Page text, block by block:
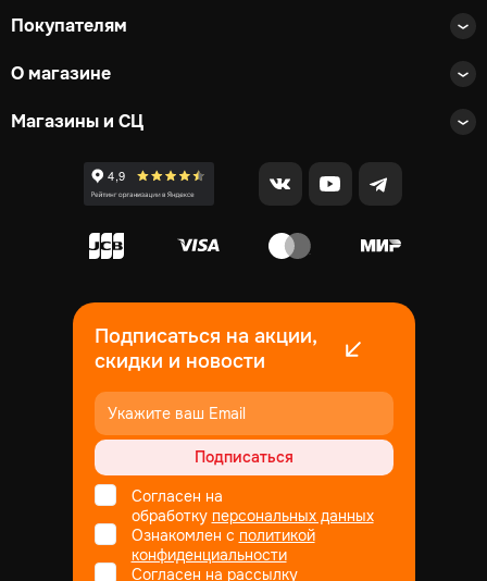
Покупателям
О магазине
Магазины и СЦ
Подписаться на акции,
скидки и новости
Подписаться
Согласен на
обработку персональных данных
Ознакомлен с политикой
конфиденциальности
Согласен на рассылку